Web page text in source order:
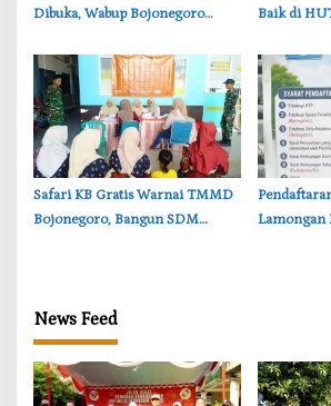
Dibuka, Wabup Bojonegoro
Bersih
Baik di
‎Safari KB Gratis Warnai TMMD
Bojonegoro, Bangun SDM
Lamongan
News Feed